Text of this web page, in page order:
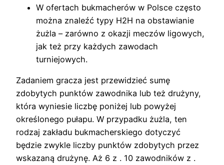
W ofertach bukmacherów w Polsce często
można znaleźć typy H2H na obstawianie
żużla – zarówno z okazji meczów ligowych,
jak też przy każdych zawodach
turniejowych.
Zadaniem gracza jest przewidzieć sumę
zdobytych punktów zawodnika lub też drużyny,
która wyniesie liczbę poniżej lub powyżej
określonego pułapu. W przypadku żużla, ten
rodzaj zakładu bukmacherskiego dotyczyć
będzie zwykle liczby punktów zdobytych przez
wskazaną drużynę. Aż 6 z . 10 zawodników z .